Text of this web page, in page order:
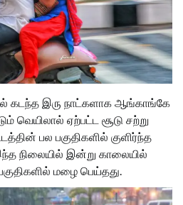
கடந்த இரு நாட்களாக ஆங்காங்கே
வெயிலால் ஏற்பட்ட சூடு சற்று
பல பகுதிகளில் குளிர்ந்த
நிலையில் இன்று காலையில்
மழை பெய்தது.